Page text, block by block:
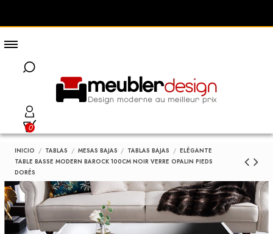
0
INICIO TABLAS MESAS BAJAS TABLAS BAJAS
ELÉGANTE
TABLE BASSE MODERN BAROCK 100CM NOIR VERRE OPALIN PIEDS
DORÉS